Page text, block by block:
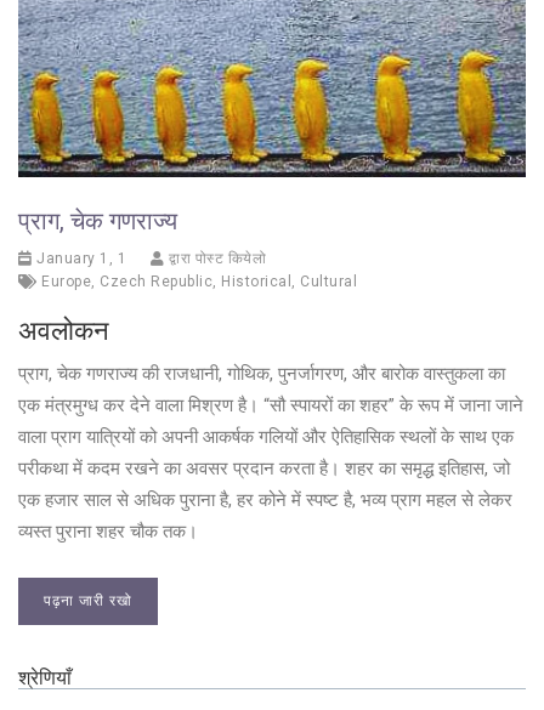
प्राग, चेक गणराज्य
January 1, 1
द्वारा पोस्ट कियेलो
Europe, Czech Republic, Historical , Cultural
अवलोकन
प्राग, चेक गणराज्य की राजधानी, गोथिक, पुनर्जागरण, और बारोक वास्तुकला का
एक मंत्रमुग्ध कर देने वाला मिश्रण है। “सौ स्पायरों का शहर” के रूप में जाना जाने
वाला प्राग यात्रियों को अपनी आकर्षक गलियों और ऐतिहासिक स्थलों के साथ एक
परीकथा में कदम रखने का अवसर प्रदान करता है। शहर का समृद्ध इतिहास, जो
एक हजार साल से अधिक पुराना है, हर कोने में स्पष्ट है, भव्य प्राग महल से लेकर
व्यस्त पुराना शहर चौक तक।
पढ़ना जारी रखो
श्रेणियाँ